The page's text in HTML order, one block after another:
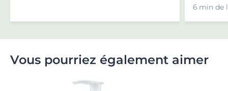
6 min de
Vous pourriez également aimer